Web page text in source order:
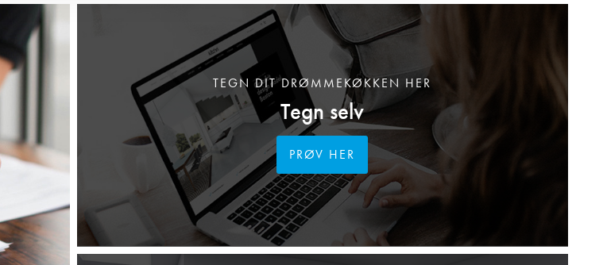
Tegn selv
TEGN DIT DRØMMEKØKKEN HER
PRØV HER